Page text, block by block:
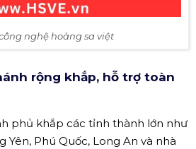
nghệ hoàng sa việt
rộng khắp, hỗ trợ toàn
phủ khắp các tỉnh thành lớn như
Yên, Phú Quốc, Long An và nhà